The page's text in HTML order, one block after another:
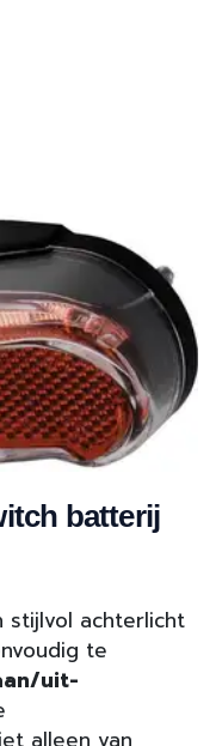
batterij
stijlvol achterlicht
te
uit-